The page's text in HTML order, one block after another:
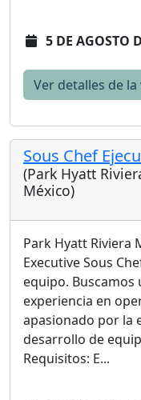
5 DE AGOSTO
Ver detalles de la
Sous Chef
(Park Hyatt
México)
Park Hyatt Riviera
Executive Sous
equipo.
experiencia en
apasionado por la
desarrollo de
Requisitos: E...